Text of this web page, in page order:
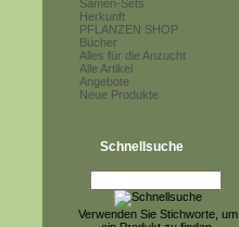
Samen-Sets
Herkunft
PFLANZEN SHOP
Bücher
Alles für die Anzucht
Alle Artikel
Angebote
Neue Produkte
Schnellsuche
Verwenden Sie Stichworte, um